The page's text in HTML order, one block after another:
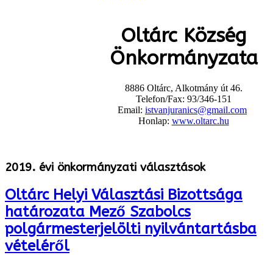
Oltárc Község
Önkormányzata
8886 Oltárc, Alkotmány út 46.
Telefon/Fax: 93/346-151
Email: istvanjuranics@gmail.com
Honlap: www.oltarc.hu
2019. évi önkormányzati választások
Oltárc Helyi Választási Bizottsága
határozata Mező Szabolcs
polgármesterjelölti nyilvántartásba
vételéről